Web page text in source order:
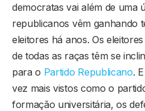
democratas vai além de uma
republicanos vêm ganhando
eleitores há anos. Os
de todas as raças têm se
para o Partido Republicano.
vez mais vistos como o
formação universitária, os